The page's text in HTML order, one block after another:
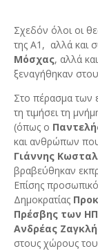
Σχεδόν όλοι οι
της Α1, αλλά και
Μόσχας, αλλά
ξεναγήθηκαν
Στο πέρασμα των
τη τιμήσει τη
(όπως ο
και ανθρώπων
Γιάννης
βραβεύθηκαν
Επίσης
Δημοκρατίας
Πρέσβης των
Ανδρέας
στους χώρους